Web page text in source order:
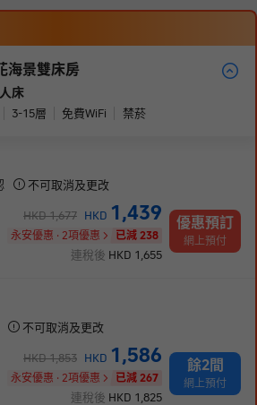
海景雙床房
床
3-15層 免費WiFi 禁菸
不可取消及更改
HKD1,677 HKD 1,439
永安優惠 · 2項優惠 已減 238
連稅後 HKD 1,655
優惠預訂
網上預付
不可取消及更改
HKD1,853 HKD 1,586
永安優惠 · 2項優惠 已減 267
連稅後 HKD 1,825
餘2間
網上預付